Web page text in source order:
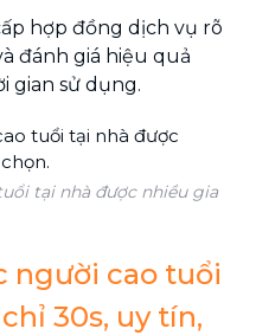
hợp đồng dịch vụ rõ
đánh giá hiệu quả
gian sử dụng.
tại nhà được nhiều gia
người cao tuổi
30s, uy tín,